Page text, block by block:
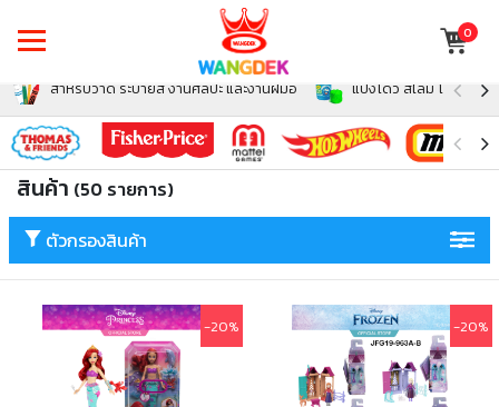
0
สำหรับวาด ระบายสี งานศิลปะ และงานฝีมือ แป้งโดว์ สไลม์ โฟม สำห
สินค้า (50 รายการ)
ตัวกรองสินค้า
-20% -20%